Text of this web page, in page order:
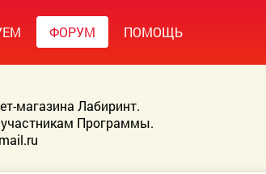
ФОРУМ ПОМОЩЬ
магазина Лабиринт.
Программы.